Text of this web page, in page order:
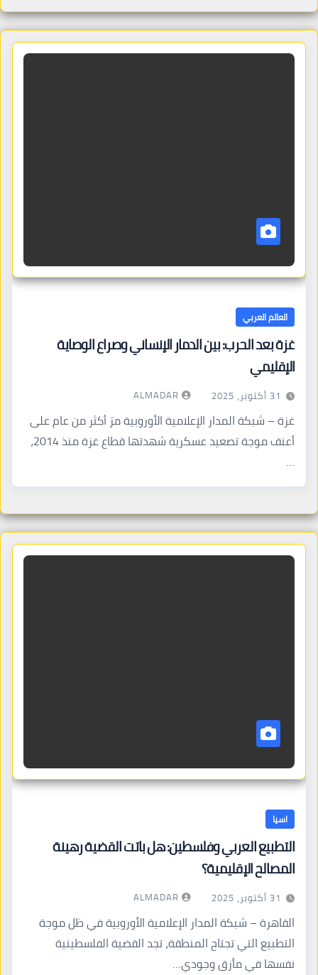
العالم العربي
غزة بعد الحرب: بين الدمار الإنساني وصراع الوصاية
الإقليمي
31 أكتوبر، 2025 ALMADAR
غزة – شبكة المدار الإعلامية الأوروبية مرّ أكثر من عام على
أعنف موجة تصعيد عسكرية شهدتها قطاع غزة منذ 2014،
…
اسيا
التطبيع العربي وفلسطين: هل باتت القضية رهينة
المصالح الإقليمية؟
31 أكتوبر، 2025 ALMADAR
القاهرة – شبكة المدار الإعلامية الأوروبية في ظل موجة
التطبيع التي تجتاح المنطقة، تجد القضية الفلسطينية
نفسها في مأزق وجودي…